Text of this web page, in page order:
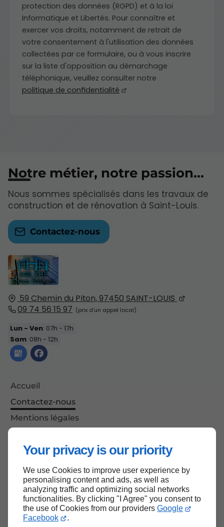
Your privacy is our priority
We use Cookies to improve user experience by
personalising content and ads, as well as
analyzing traffic and optimizing social networks
functionalities. By clicking "I Agree" you consent to
the use of Cookies from our providers Google
Facebook
.
protection des données (RGPD) et à la loi
Informatique et Libertés. Pour connaître et
exercer vos droits, notamment de retrait de
votre consentement à l'utilisation des données
collectées par ce formulaire, ou à vous inscrire
sur la liste d'opposition au démarchage
téléphonique, veuillez consulter notre
politique de confidentialité
59 Chemin du Piton,97450 SAINT-LOUIS
09 74 56 15 97
Lun - Ven: 07h - 17h
Sam: 08h - 12h
Accueil
Contactez-nous
Mentions légales
Notre métier, notre passion...
Nous sommes spécialisés dans les travaux de
construction et de rénovation à Saint-Louis.
Contactez-nous
Haut de page